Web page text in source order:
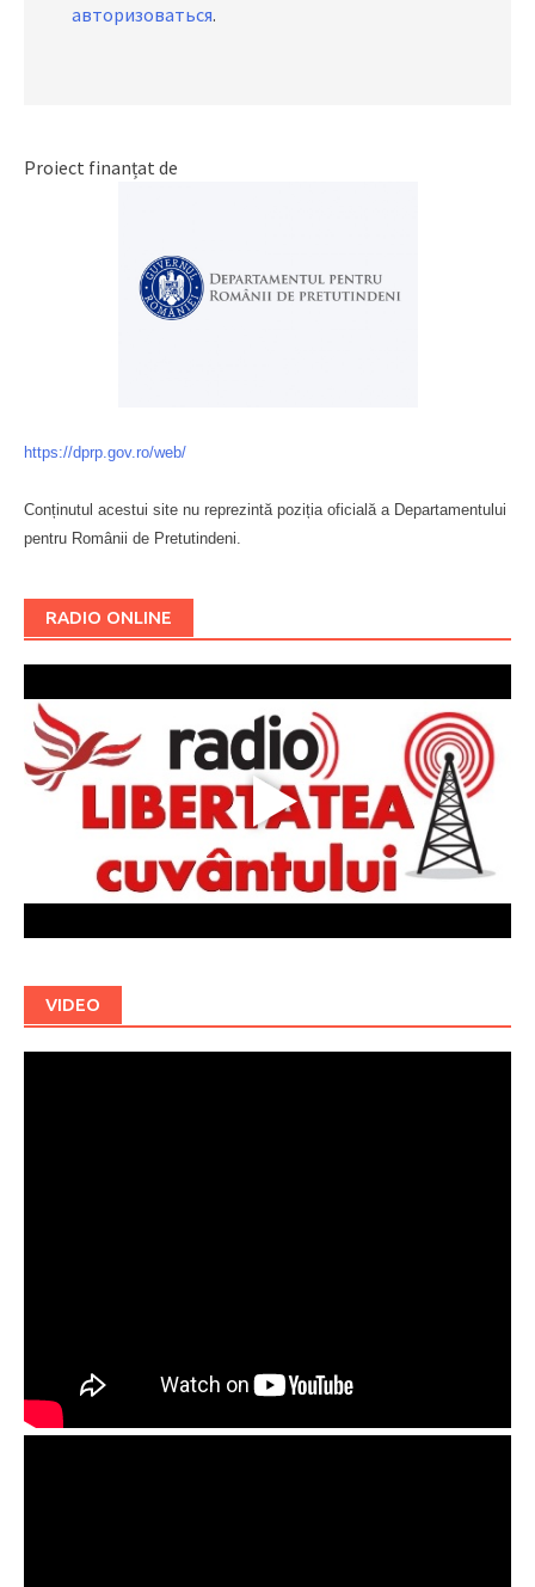
авторизоваться.
Proiect finanțat de
https://dprp.gov.ro/web/
Conținutul acestui site nu reprezintă poziția oficială a Departamentului
pentru Românii de Pretutindeni.
RADIO ONLINE
VIDEO